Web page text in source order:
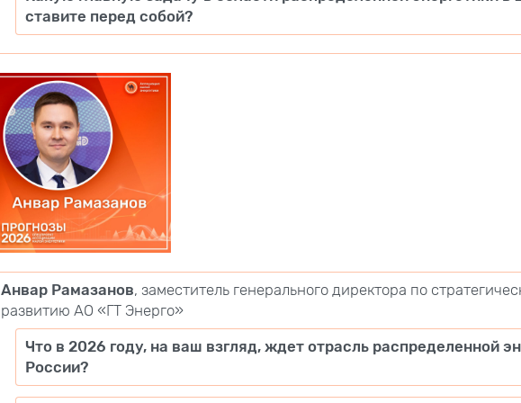
ставите перед собой?
Анвар Рамазанов, заместитель генерального директора по
развитию АО «ГТ Энерго»
Что в 2026 году, на ваш взгляд, ждет отрасль распределенной
России?